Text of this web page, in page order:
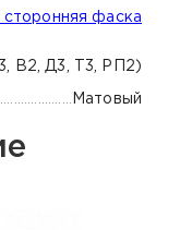
сторонняя фаска
В2, Д3, Т3, РП2)
Матовый